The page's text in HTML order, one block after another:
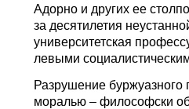
Адорно и других ее
за десятилетия
университетская
левыми
Разрушение буржуазного
моралью – философски